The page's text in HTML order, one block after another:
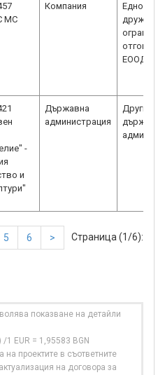
МС
Компания
ЕООД
-
и
Държавна
администрация
Други
държавни
Страница (1/6):
5 6 >
показване на детайли
1 EUR = 1,95583 BGN
на проектите в съответните
на договора за